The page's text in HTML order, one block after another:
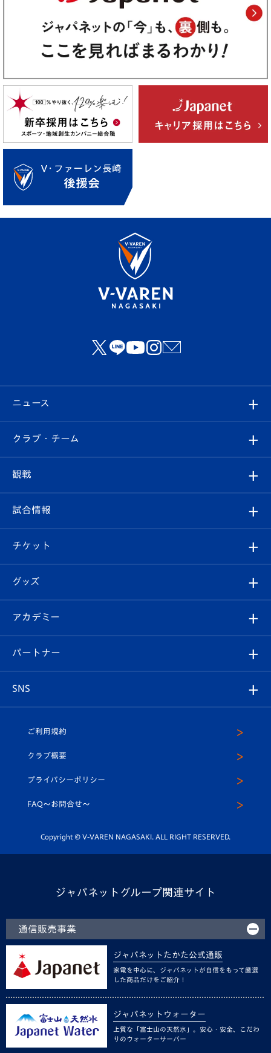
ニュース
すべて
クラブ
試合情報
チケット
イベント
メディア
ホームタウン
クラブ・チーム
クラブ概要
エンブレム紹介
スタッフプロフィール
マスコット紹介
平和祈念活動
ホームタウン活動
観戦
観戦ルール
はじめての観戦ガイド
Revive Team
ヴィヴィくんの長崎おもてなしガイド
試合情報
試合日程/結果
フォトギャラリー
スタジアムグルメ
チケット
チケット
V-LOVERS（ファンクラブ）
プレイヤーズスイート
グッズ
オンラインショップ
店舗情報
アカデミー
育成からのお知らせ
U-18
スクール
パートナー
SNS
ヴィヴィくんインスタグラム
公式LINE＠
ご利用規約
クラブ概要
プライバシーポリシー
FAQ〜お問合せ〜
Copyright © V-VAREN NAGASAKI. ALL RIGHT RESERVED.
ジャパネットグループ関連サイト
通信販売事業
ジャパネットたかた公式通販
家電を中心に、ジャパネットが自信をもって厳選
した商品だけをご紹介！
ジャパネットウォーター
上質な「富士山の天然水」。安心・安全、こだわ
りのウォーターサーバー